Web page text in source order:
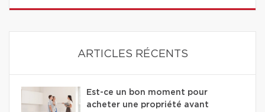
ARTICLES RÉCENTS
Est-ce un bon moment pour
acheter une propriété avant